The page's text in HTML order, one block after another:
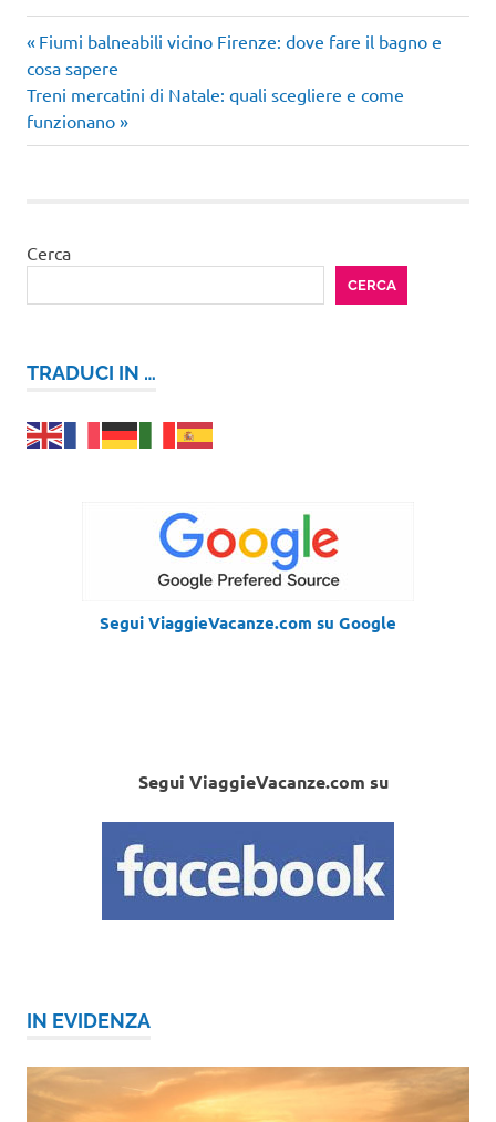
Navigazione
articoli
Articolo
precedente:
Fiumi balneabili vicino Firenze: dove fare il bagno e
cosa sapere
Articolo
successivo:
Treni mercatini di Natale: quali scegliere e come
funzionano
Cerca
CERCA
TRADUCI IN …
Segui ViaggieVacanze.com su Google
Segui ViaggieVacanze.com su
IN EVIDENZA